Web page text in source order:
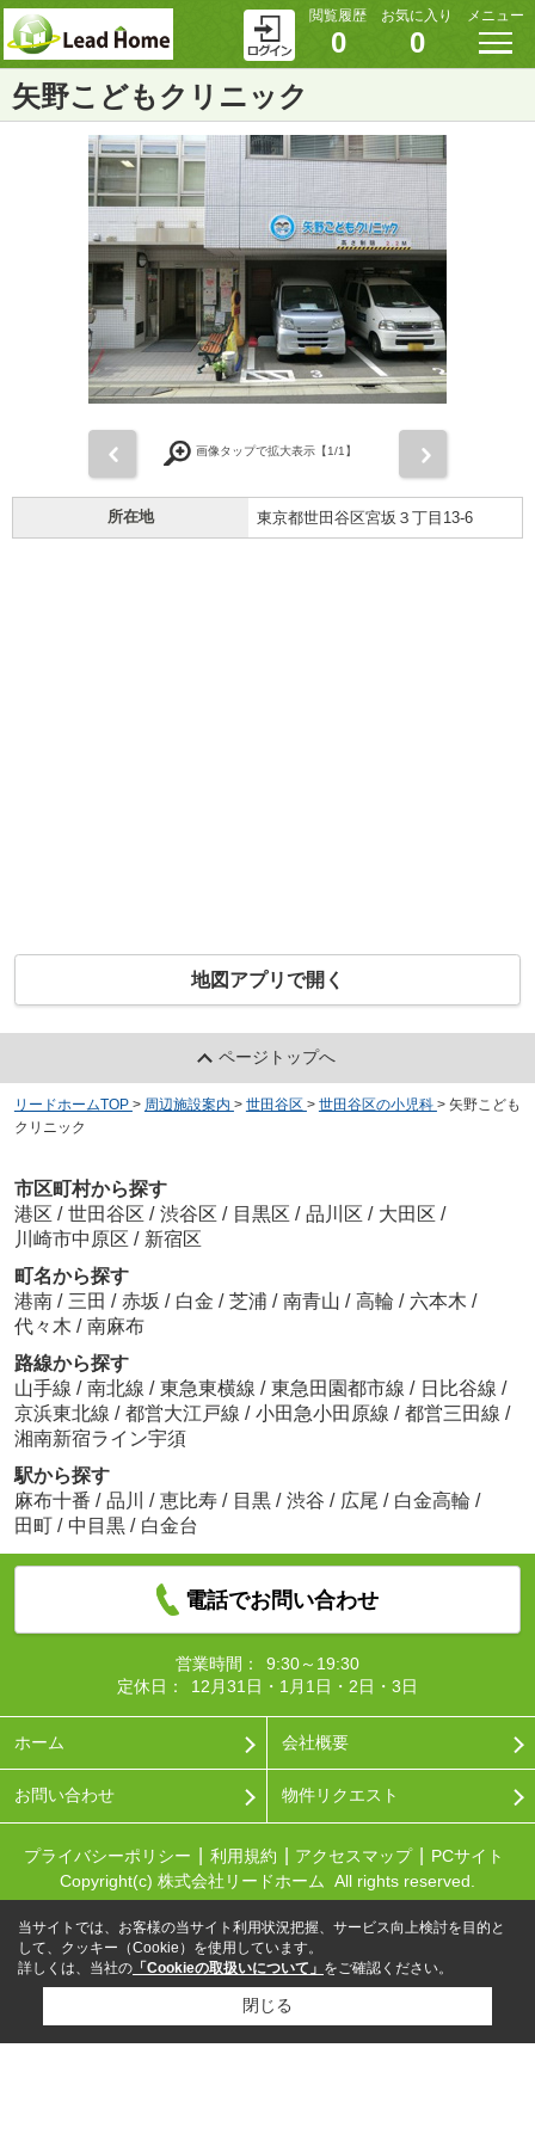
閲覧履歴
0
お気に入り
0
メニュー
矢野こどもクリニック
画像タップで拡大表示【1/1】
所在地 東京都世田谷区宮坂３丁目13-6
地図アプリで開く
ページトップへ
リードホームTOP > 周辺施設案内 > 世田谷区 > 世田谷区の小児科 > 矢野こども
クリニック
市区町村から探す
港区 / 世田谷区 / 渋谷区 / 目黒区 / 品川区 / 大田区 /
川崎市中原区 / 新宿区
町名から探す
港南 / 三田 / 赤坂 / 白金 / 芝浦 / 南青山 / 高輪 / 六本木 /
代々木 / 南麻布
路線から探す
山手線 / 南北線 / 東急東横線 / 東急田園都市線 / 日比谷線 /
京浜東北線 / 都営大江戸線 / 小田急小田原線 / 都営三田線 /
湘南新宿ライン宇須
駅から探す
麻布十番 / 品川 / 恵比寿 / 目黒 / 渋谷 / 広尾 / 白金高輪 /
田町 / 中目黒 / 白金台
電話でお問い合わせ
営業時間：
9:30～19:30
定休日：
12月31日・1月1日・2日・3日
ホーム 会社概要
お問い合わせ 物件リクエスト
プライバシーポリシー 利用規約 アクセスマップ
PCサイト
Copyright(c) 株式会社リードホーム All rights reserved.
当サイトでは、お客様の当サイト利用状況把握、サービス向上検討を目的と
して、クッキー（Cookie）を使用しています。
詳しくは、当社の 「Cookieの取扱いについて」 をご確認ください。
閉じる